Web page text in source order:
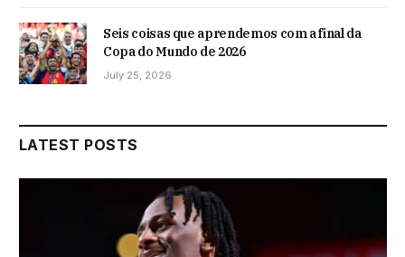
Seis coisas que aprendemos com a final da
Copa do Mundo de 2026
July 25, 2026
LATEST POSTS